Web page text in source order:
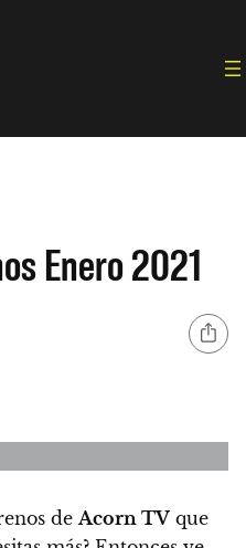
Enero 2021
deAcorn TVque